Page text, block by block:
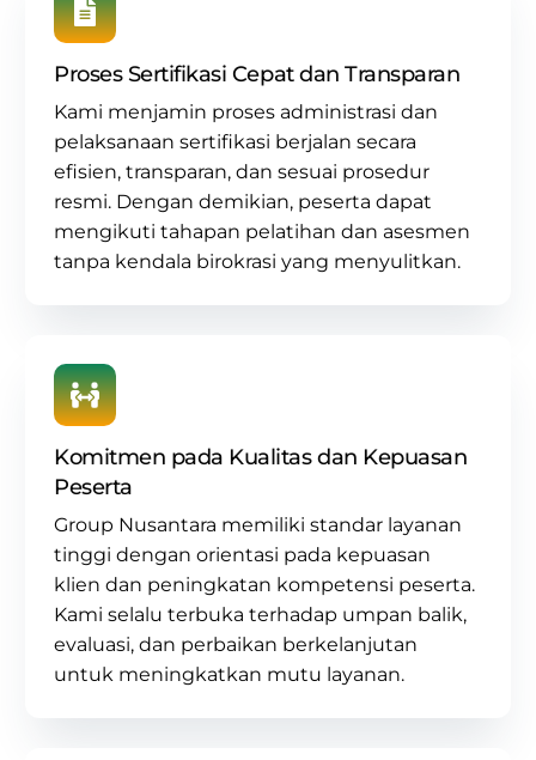
Proses Sertifikasi Cepat dan Transparan
Kami menjamin proses administrasi dan
pelaksanaan sertifikasi berjalan secara
efisien, transparan, dan sesuai prosedur
resmi. Dengan demikian, peserta dapat
mengikuti tahapan pelatihan dan asesmen
tanpa kendala birokrasi yang menyulitkan.
Komitmen pada Kualitas dan Kepuasan
Peserta
Group Nusantara memiliki standar layanan
tinggi dengan orientasi pada kepuasan
klien dan peningkatan kompetensi peserta.
Kami selalu terbuka terhadap umpan balik,
evaluasi, dan perbaikan berkelanjutan
untuk meningkatkan mutu layanan.